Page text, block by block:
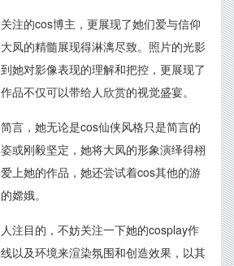
注的cos博主，更展现了她们爱与信仰
凤的精髓展现得淋漓尽致。照片的光影
她对影像表现的理解和把控，更展现了
品不仅可以带给人欣赏的视觉盛宴。
言，她无论是cos仙侠风格只是简言的
或刚毅坚定，她将大凤的形象演绎得栩
上她的作品，她还尝试着cos其他的游
嫦娥。
注目的，不妨关注一下她的cosplay作
以及环境来渲染氛围和创造效果，以其